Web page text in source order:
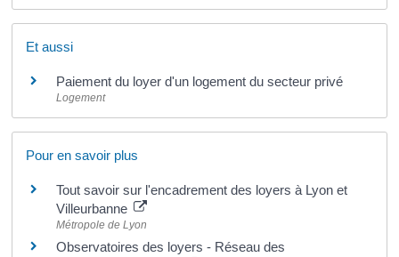
Et aussi
Paiement du loyer d'un logement du secteur privé
Logement
Pour en savoir plus
Tout savoir sur l'encadrement des loyers à Lyon et
Villeurbanne
Métropole de Lyon
Observatoires des loyers - Réseau des